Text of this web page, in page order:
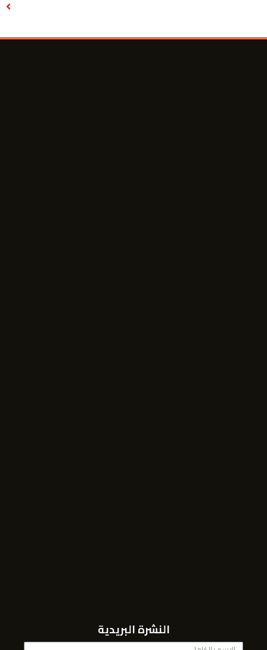
النشرة البريدية